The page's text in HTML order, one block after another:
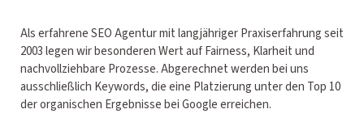
Als erfahrene SEO Agentur mit langjähriger Praxiserfahrung seit
2003 legen wir besonderen Wert auf Fairness, Klarheit und
nachvollziehbare Prozesse. Abgerechnet werden bei uns
ausschließlich Keywords, die eine Platzierung unter den Top 10
der organischen Ergebnisse bei Google erreichen.